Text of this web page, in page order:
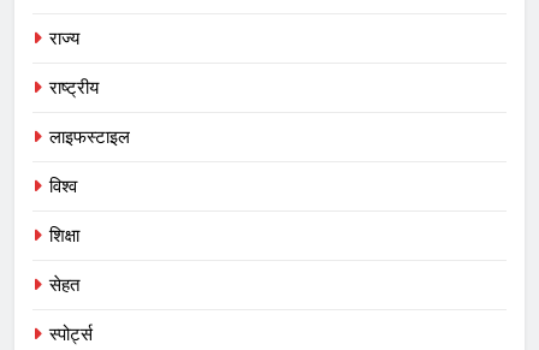
राज्य
राष्ट्रीय
लाइफस्टाइल
विश्व
शिक्षा
सेहत
‎स्पोर्ट्स